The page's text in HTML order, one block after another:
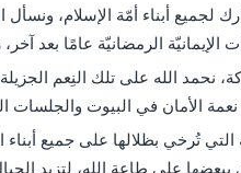
لجميع أبناء أمّة الإسلام، ونسأل
الإيمانيّة الرمضانيّة عامًا بعد
نحمد الله على تلك النِعم
الأمان في البيوت والجلسات
تُرخي بظلالها على جميع أبناء
ببعضها على طاعة الله، لتزيد